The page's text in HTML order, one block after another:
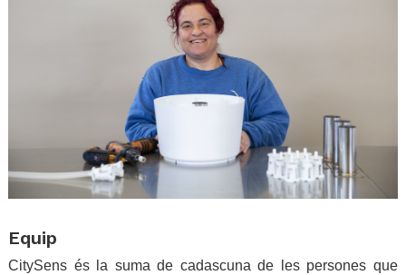
Equip
CitySens és la suma de cadascuna de les persones que